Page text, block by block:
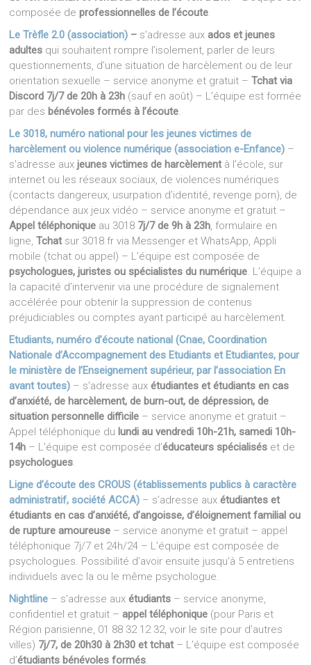
composée deprofessionnelles de l’écoute.
Le Trèfle 2.0 (association) – s’adresse aux ados et jeunes
adultes qui souhaitent rompre l’isolement, parler de leurs
questionnements, d’une situation de harcèlement ou de leur
orientation sexuelle – service anonyme et gratuit –Tchat via
Discord 7j/7 de 20h à 23h (sauf en août) – L’équipe est formée
par des bénévoles formés à l’écoute.
Le 3018, numéro national pour les jeunes victimes de
harcèlement ou violence numérique (association e-Enfance) –
s’adresse auxjeunes victimes de harcèlement à l’école, sur
internet ou les réseaux sociaux, de violences numériques
(contacts dangereux, usurpation d’identité, revenge porn), de
dépendance aux jeux vidéo – service anonyme et gratuit –
Appel téléphonique au 3018 7j/7 de 9h à 23h, formulaire en
ligne,Tchat sur 3018.fr via Messenger et WhatsApp, Appli
mobile (tchat ou appel) – L’équipe est composée de
psychologues, juristes ou spécialistes du numérique. L’équipe a
la capacité d’intervenir via une procédure de signalement
accélérée pour obtenir la suppression de contenus
préjudiciables ou comptes ayant participé au harcèlement.
Etudiants, numéro d’écoute national (Cnae, Coordination
Nationale d’Accompagnement des Etudiants et Etudiantes, pour
le ministère de l’Enseignement supérieur, par l’association En
avant toutes) – s’adresse auxétudiantes et étudiants en cas
d’anxiété, de harcèlement, de burn-out, de dépression, de
situation personnelle difficile – service anonyme et gratuit –
Appel téléphonique du lundi au vendredi 10h-21h, samedi 10h-
14h – L’équipe est composée d’éducateurs spécialisés et de
psychologues.
Ligne d’écoute des CROUS (établissements publics à caractère
administratif, société ACCA) – s’adresse auxétudiantes et
étudiants en cas d’anxiété, d’angoisse, d’éloignement familial ou
de rupture amoureuse – service anonyme et gratuit – appel
téléphonique 7j/7 et 24h/24 – L’équipe est composée de
psychologues. Possibilité d’avoir ensuite jusqu’à 5 entretiens
individuels avec la ou le même psychologue.
Nightline – s’adresse auxétudiants – service anonyme,
confidentiel et gratuit –appel téléphonique (pour Paris et
Région parisienne, 01 88 32 12 32, voir le site pour d’autres
villes) 7j/7, de 20h30 à 2h30 et tchat – L’équipe est composée
d’étudiants bénévoles formés.